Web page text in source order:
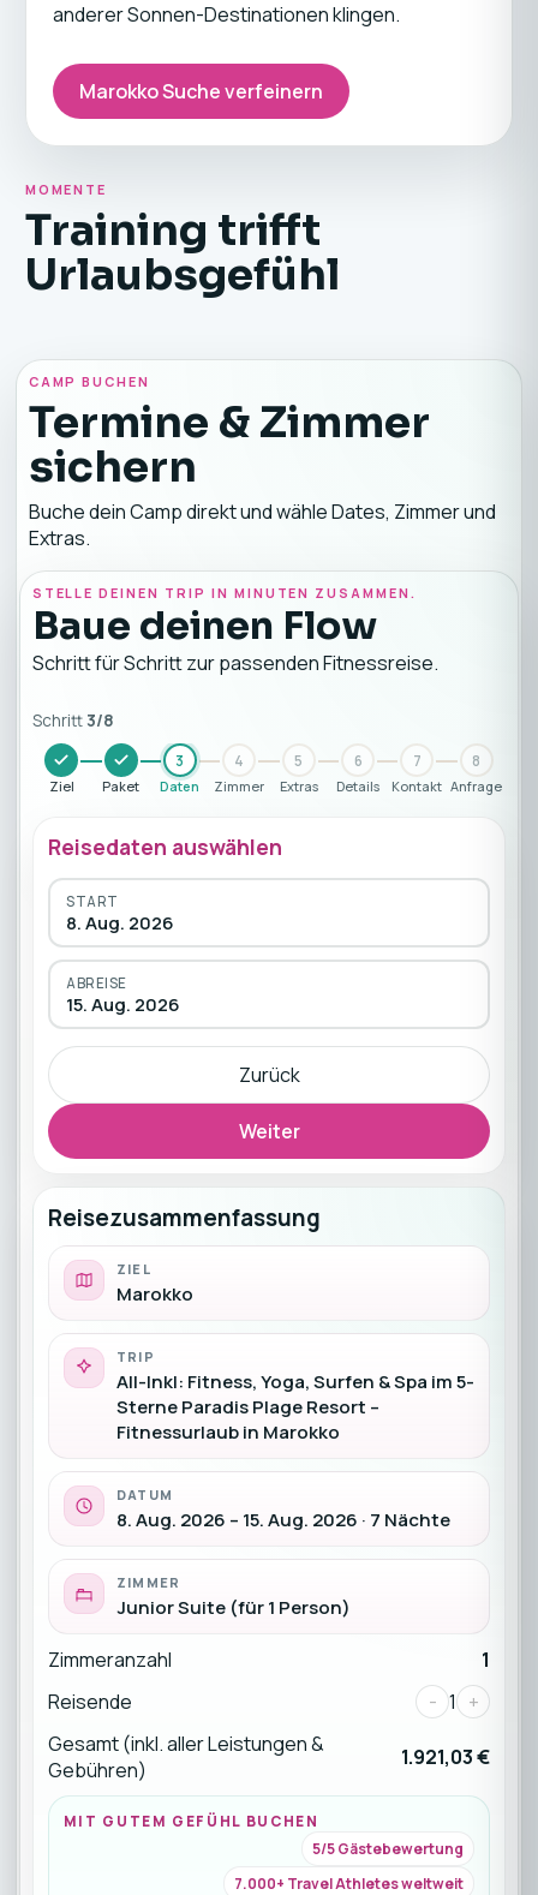
anderer Sonnen-Destinationen klingen.
Marokko Suche verfeinern
MOMENTE
Training trifft
Urlaubsgefühl
CAMP BUCHEN
Termine & Zimmer
sichern
Buche dein Camp direkt und wähle Dates, Zimmer und
Extras.
STELLE DEINEN TRIP IN MINUTEN ZUSAMMEN.
Baue deinen Flow
Schritt für Schritt zur passenden Fitnessreise.
Schritt3/8
Ziel Paket
3
Daten
4
Zimmer
5
Extras
6
Details
7
Kontakt
8
Anfrage
Reisedaten auswählen
START
8. Aug. 2026
ABREISE
15. Aug. 2026
Zurück
Weiter
Reisezusammenfassung
ZIEL
Marokko
TRIP
All-Inkl: Fitness, Yoga, Surfen & Spa im 5-
Sterne Paradis Plage Resort –
Fitnessurlaub in Marokko
DATUM
8. Aug. 2026 – 15. Aug. 2026 · 7 Nächte
ZIMMER
Junior Suite (für 1 Person)
Zimmeranzahl
1
Reisende
- 1 +
Gesamt (inkl. aller Leistungen &
Gebühren)
1.921,03 €
MIT GUTEM GEFÜHL BUCHEN
5/5 Gästebewertung
7.000+ Travel Athletes weltweit